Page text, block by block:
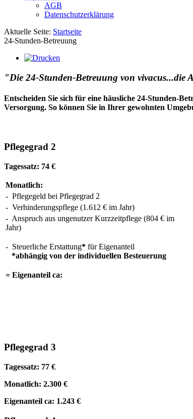
AGB
Datenschutzerklärung
Aktuelle Seite: Startseite
24-Stunden-Betreuung
"Die 24-Stunden-Betreuung von vivacus...die
Entscheiden Sie sich für eine häusliche 24-Stunden-
Versorgung. So können Sie in Ihrer gewohnten
Pflegegrad 2
Tagessatz: 74 €
Monatlich:
- Pflegegeld bei Pflegegrad 2
- Verhinderungspflege (1.612 € im Jahr)
- Anspruch aus ungenutzer Kurzzeitpflege (804 € im
Jahr)
- Steuerliche Erstattung* für Eigenanteil
*abhängig von der individuellen Besteuerung
= Eigenanteil ca:
Pflegegrad 3
Tagessatz: 77 €
Monatlich: 2.300 €
Eigenanteil ca: 1.243 €